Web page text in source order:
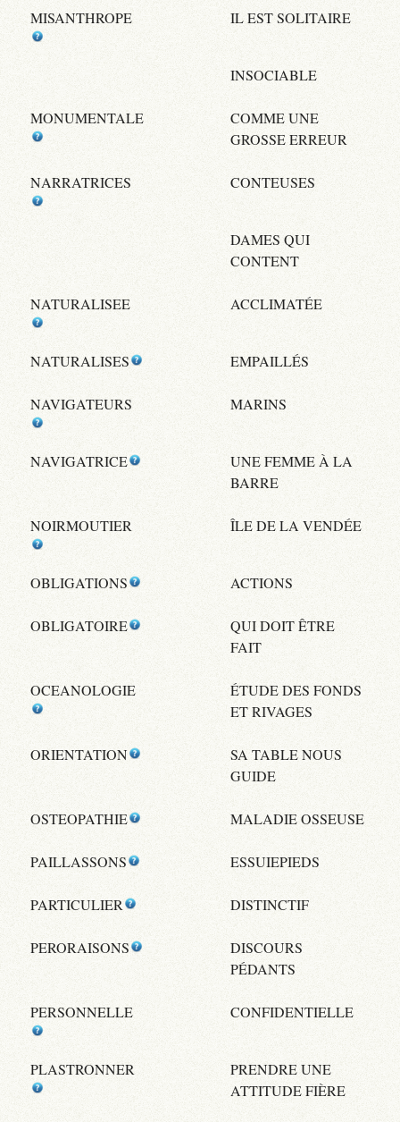
MISANTHROPE IL EST SOLITAIRE
INSOCIABLE
MONUMENTALE
COMME UNE
GROSSE ERREUR
NARRATRICES CONTEUSES
DAMES QUI
CONTENT
NATURALISEE ACCLIMATÉE
NATURALISES EMPAILLÉS
NAVIGATEURS MARINS
NAVIGATRICE
UNE FEMME À LA
BARRE
NOIRMOUTIER ÎLE DE LA VENDÉE
OBLIGATIONS ACTIONS
OBLIGATOIRE
QUI DOIT ÊTRE
FAIT
OCEANOLOGIE
ÉTUDE DES FONDS
ET RIVAGES
ORIENTATION
SA TABLE NOUS
GUIDE
OSTEOPATHIE MALADIE OSSEUSE
PAILLASSONS ESSUIEPIEDS
PARTICULIER DISTINCTIF
PERORAISONS
DISCOURS
PÉDANTS
PERSONNELLE CONFIDENTIELLE
PLASTRONNER
PRENDRE UNE
ATTITUDE FIÈRE